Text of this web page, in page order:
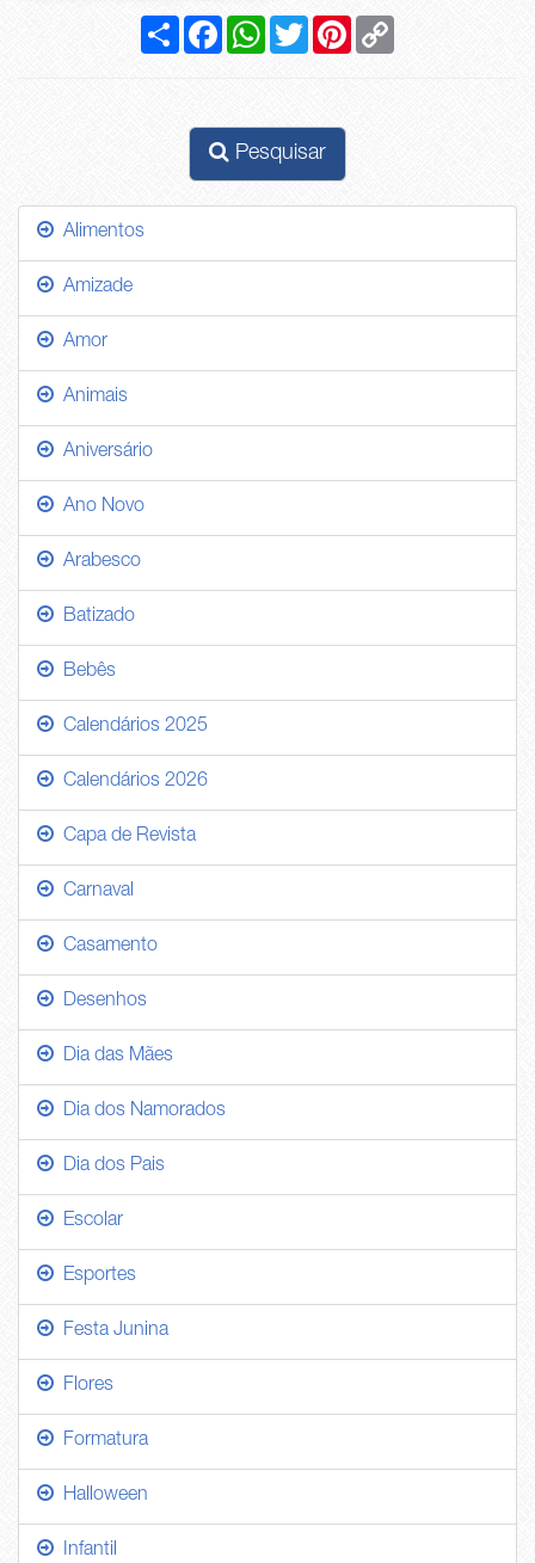
CompartilharFacebookWhatsApp
Twitter Pinterest
Pesquisar
Alimentos
Amizade
Amor
Animais
Aniversário
Ano Novo
Arabesco
Batizado
Bebês
Calendários 2025
Calendários 2026
Capa de Revista
Carnaval
Casamento
Desenhos
Dia das Mães
Dia dos Namorados
Dia dos Pais
Escolar
Esportes
Festa Junina
Flores
Formatura
Halloween
Infantil